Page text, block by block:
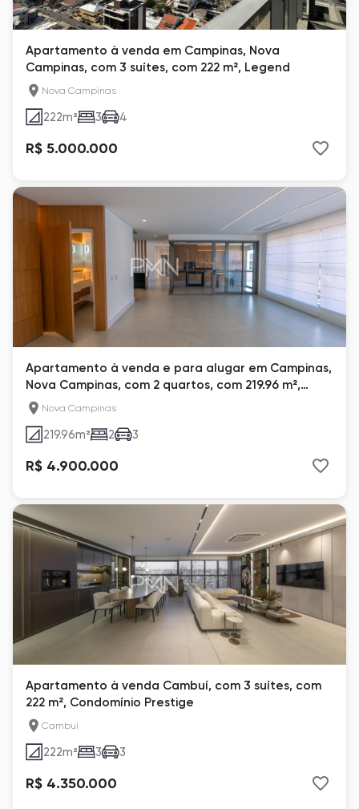
Apartamento à venda em Campinas, Nova
Campinas, com 3 suítes, com 222 m², Legend
Nova Campinas
222m² 3 4
R$ 5.000.000
Apartamento à venda e para alugar em Campinas,
Nova Campinas, com 2 quartos, com 219.96 m²,
Legend
Nova Campinas
219.96m² 2 3
R$ 4.900.000
Apartamento à venda Cambuí, com 3 suítes, com
222 m², Condomínio Prestige
Cambuí
222m² 3 3
R$ 4.350.000